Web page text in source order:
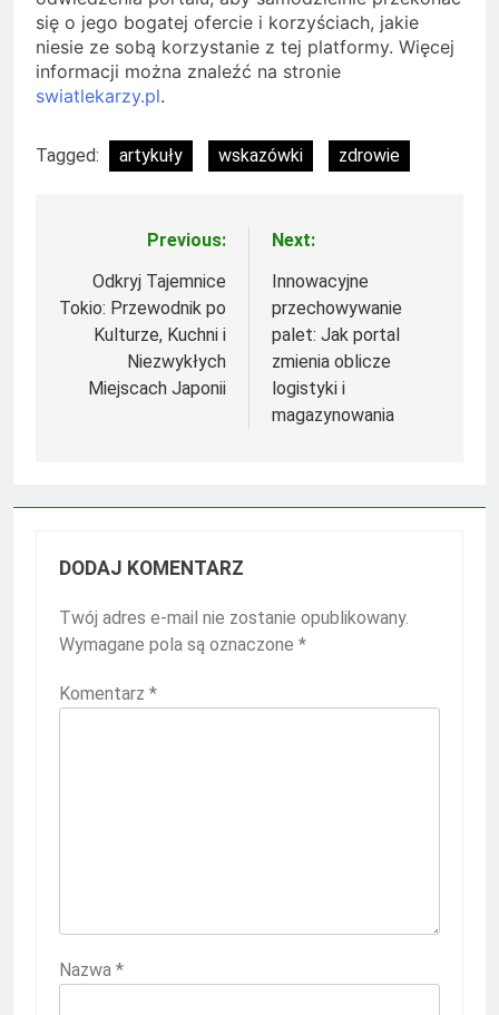
się o jego bogatej ofercie i korzyściach, jakie
niesie ze sobą korzystanie z tej platformy. Więcej
informacji można znaleźć na stronie
swiatlekarzy.pl.
Tagged: artykuły wskazówki zdrowie
Nawigacja
wpisu
Previous:
Odkryj Tajemnice
Tokio: Przewodnik po
Kulturze, Kuchni i
Niezwykłych
Miejscach Japonii
Next:
Innowacyjne
przechowywanie
palet: Jak portal
zmienia oblicze
logistyki i
magazynowania
DODAJ KOMENTARZ
Twój adres e-mail nie zostanie opublikowany.
Wymagane pola są oznaczone *
Komentarz *
Nazwa *